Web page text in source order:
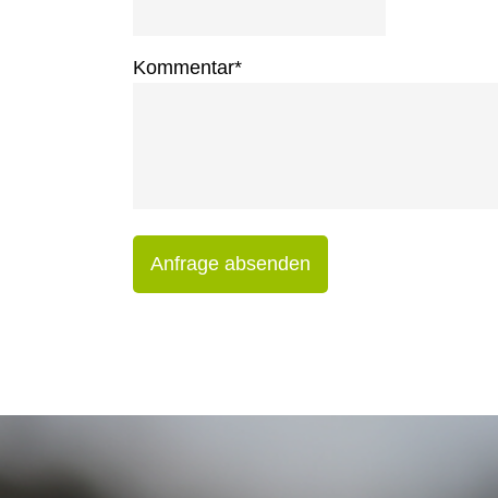
Kommentar*
Anfrage absenden